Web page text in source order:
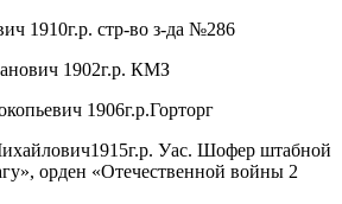
1910г.р. стр-во з-да №286
1902г.р. КМЗ
1906г.р.Горторг
Уас. Шофер штабной
орден «Отечественной войны 2